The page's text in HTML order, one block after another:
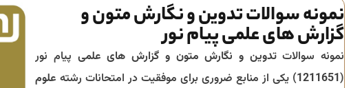
نمونه سوالات تدوین و نگارش متون و
گزارش های علمی پیام نور
نمونه سوالاتتدوین و نگارش متون و گزارش های علمی پیام نور
(
1211651) یکی از منابع ضروری برای موفقیت در امتحانات رشته علوم